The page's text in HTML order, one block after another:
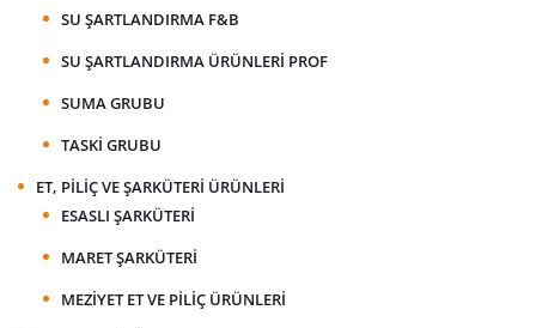
SU ŞARTLANDIRMA F&B
SU ŞARTLANDIRMA ÜRÜNLERI PROF
SUMA GRUBU
TASKI GRUBU
ET, PILIÇ VE ŞARKÜTERI ÜRÜNLERI
ESASLI ŞARKÜTERI
MARET ŞARKÜTERI
MEZIYET ET VE PILIÇ ÜRÜNLERI